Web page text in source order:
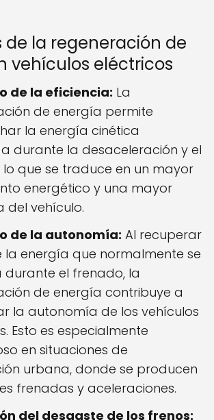
de la regeneración de
vehículos eléctricos
de la eficiencia: La
de energía permite
la energía cinética
durante la desaceleración y el
que se traduce en un mayor
energético y una mayor
del vehículo.
de la autonomía: Al recuperar
la energía que normalmente se
durante el frenado, la
de energía contribuye a
la autonomía de los vehículos
Esto es especialmente
en situaciones de
urbana, donde se producen
frenadas y aceleraciones.
del desgaste de los frenos: